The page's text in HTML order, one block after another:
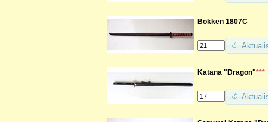
Bokken 1807C
Katana "Dragon"***